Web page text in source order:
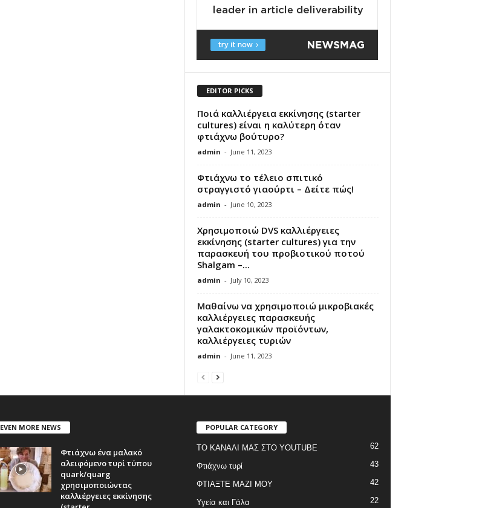
EDITOR PICKS
Ποιά καλλιέργεια εκκίνησης (starter
cultures) είναι η καλύτερη όταν
φτιάχνω βούτυρο?
admin - June 11, 2023
Φτιάχνω το τέλειο σπιτικό
στραγγιστό γιαούρτι – Δείτε πώς!
admin - June 10, 2023
Χρησιμοποιώ DVS καλλιέργειες
εκκίνησης (starter cultures) για την
παρασκευή του προβιοτικού ποτού
Shalgam –...
admin - July 10, 2023
Μαθαίνω να χρησιμοποιώ μικροβιακές
καλλιέργειες παρασκευής
γαλακτοκομικών προϊόντων,
καλλιέργειες τυριών
admin - June 11, 2023
EVEN MORE NEWS
Φτιάχνω ένα μαλακό
αλειφόμενο τυρί τύπου
quark/quarg
χρησιμοποιώντας
καλλιέργειες εκκίνησης
POPULAR CATEGORY
ΤΟ ΚΑΝΑΛΙ ΜΑΣ ΣΤΟ YOUTUBE 62
Φτιάχνω τυρί 43
ΦΤΙΑΞΤΕ ΜΑΖΙ ΜΟΥ 42
Υγεία και Γάλα 22